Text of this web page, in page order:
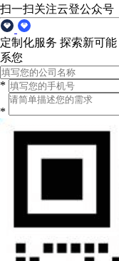
扫一扫关注云登公众号
定制化服务 探索新可能
系您
*
*